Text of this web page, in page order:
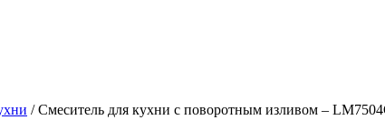
/Смеситель для кухни с поворотным изливом –